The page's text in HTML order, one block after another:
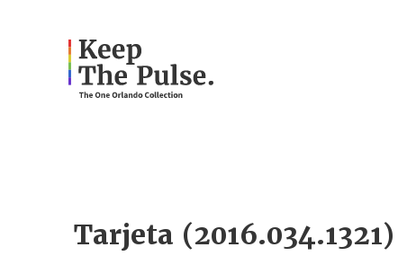
Tarjeta (2016.034.1321)